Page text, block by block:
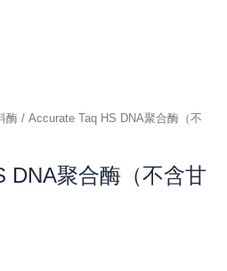
酶 / Accurate Taq HS DNA聚合酶（不
DNA聚合酶（不含甘